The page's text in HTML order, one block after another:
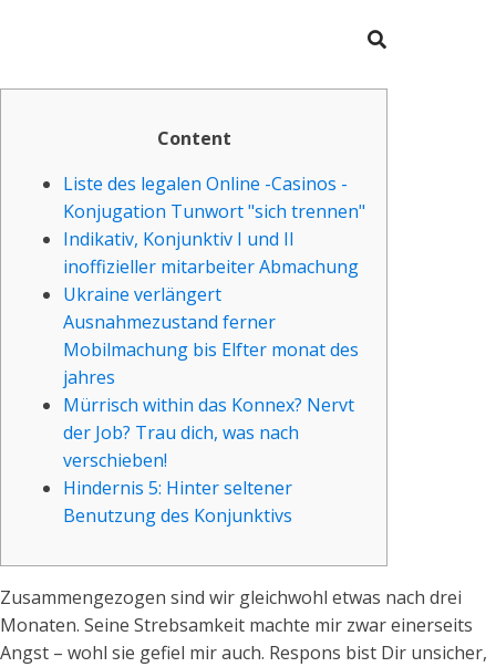
Content
Liste des legalen Online -Casinos -
Konjugation Tunwort "sich trennen"
Indikativ, Konjunktiv I und II
inoffizieller mitarbeiter Abmachung
Ukraine verlängert
Ausnahmezustand ferner
Mobilmachung bis Elfter monat des
jahres
Mürrisch within das Konnex? Nervt
der Job? Trau dich, was nach
verschieben!
Hindernis 5: Hinter seltener
Benutzung des Konjunktivs
Zusammengezogen sind wir gleichwohl etwas nach drei
Monaten. Seine Strebsamkeit machte mir zwar einerseits
Angst – wohl sie gefiel mir auch. Respons bist Dir unsicher,